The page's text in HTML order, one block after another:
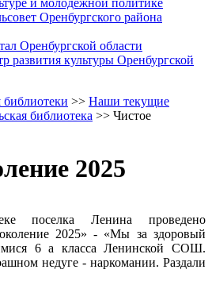
Оренбургского района
Оренбургской области
развития культуры Оренбургской
>> Наши текущие
библиотека >> Чистое
2025
поселка Ленина проведено
2025» - «Мы за здоровый
6 а класса Ленинской СОШ.
недуге - наркомании. Раздали